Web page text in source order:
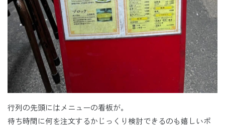
行列の先頭にはメニューの看板が。
待ち時間に何を注文するかじっくり検討できるのも嬉しいポ